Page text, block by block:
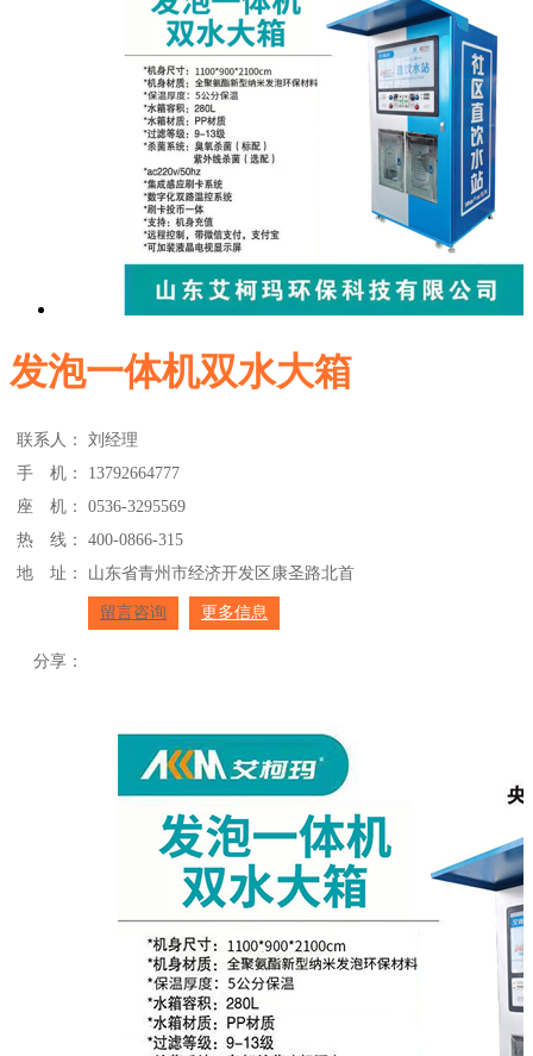
发泡一体机双水大箱
联系人：
刘经理
手 机：
13792664777
座 机：
0536-3295569
热 线：
400-0866-315
地 址：
山东省青州市经济开发区康圣路北首
留言咨询 更多信息
分享：